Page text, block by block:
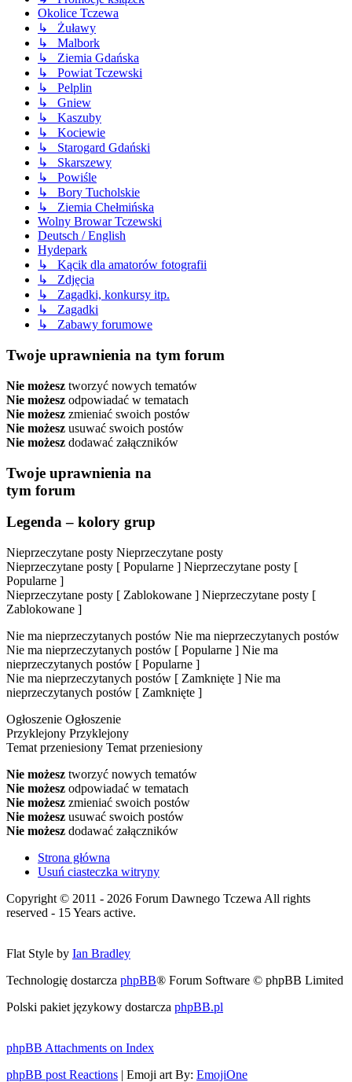
Okolice Tczewa
↳ Żuławy
↳ Malbork
↳ Ziemia Gdańska
↳ Powiat Tczewski
↳ Pelplin
↳ Gniew
↳ Kaszuby
↳ Kociewie
↳ Starogard Gdański
↳ Skarszewy
↳ Powiśle
↳ Bory Tucholskie
↳ Ziemia Chełmińska
Wolny Browar Tczewski
Deutsch / English
Hydepark
↳ Kącik dla amatorów fotografii
↳ Zdjęcia
↳ Zagadki, konkursy itp.
↳ Zagadki
↳ Zabawy forumowe
Twoje uprawnienia na tym forum
Nie możesz tworzyć nowych tematów
Nie możesz odpowiadać w tematach
Nie możesz zmieniać swoich postów
Nie możesz usuwać swoich postów
Nie możesz dodawać załączników
Twoje uprawnienia na
tym forum
Legenda – kolory grup
Nieprzeczytane posty Nieprzeczytane posty
Nieprzeczytane posty [ Popularne ] Nieprzeczytane posty [
Popularne ]
Nieprzeczytane posty [ Zablokowane ] Nieprzeczytane posty [
Zablokowane ]
Nie ma nieprzeczytanych postów Nie ma nieprzeczytanych postów
Nie ma nieprzeczytanych postów [ Popularne ] Nie ma
nieprzeczytanych postów [ Popularne ]
Nie ma nieprzeczytanych postów [ Zamknięte ] Nie ma
nieprzeczytanych postów [ Zamknięte ]
Ogłoszenie Ogłoszenie
Przyklejony Przyklejony
Temat przeniesiony Temat przeniesiony
Nie możesz tworzyć nowych tematów
Nie możesz odpowiadać w tematach
Nie możesz zmieniać swoich postów
Nie możesz usuwać swoich postów
Nie możesz dodawać załączników
Strona główna
Usuń ciasteczka witryny
Copyright © 2011 - 2026 Forum Dawnego Tczewa All rights
reserved - 15 Years active.
Flat Style by Ian Bradley
Technologię dostarcza phpBB® Forum Software © phpBB Limited
Polski pakiet językowy dostarcza phpBB.pl
phpBB Attachments on Index
phpBB post Reactions | Emoji art By: EmojiOne